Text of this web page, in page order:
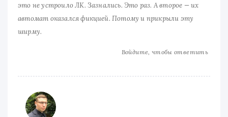
это не устроило ЛК. Зазнались. Это раз. А второе — их
автомат оказался фикцией. Потому и прикрыли эту
ширму.
Войдите, чтобы ответить